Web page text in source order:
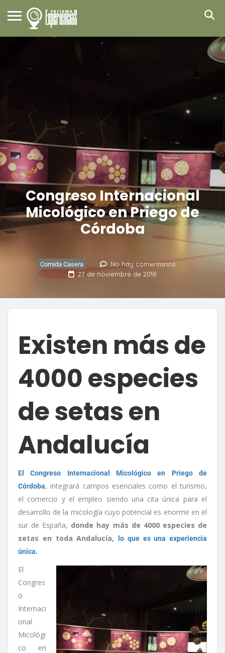
Congreso Internacional
Micológico en Priego de
Córdoba
Comida Casera
No hay comentarios
27 de noviembre de 2018
Existen más de
4000 especies
de setas en
Andalucía
El Congreso Internacional Micológico en Priego de
Córdoba, integrará campos esenciales como el turismo,
el comercio y el empleo siendo una cita única para el
desarrollo de la micología cuyo potencial es enorme en el
sur de España, donde hay más de 4000 especies de
setas en toda Andalucía,
lo que es una experiencia
única.
El
Congres
o
Internaci
onal
Micológi
co en